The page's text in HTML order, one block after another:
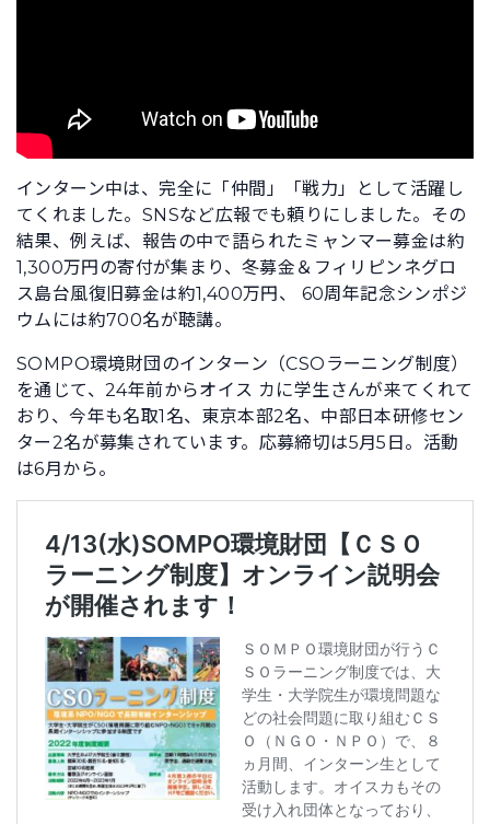
インターン中は、完全に「仲間」「戦力」として活躍し
てくれました。SNSなど広報でも頼りにしました。その
結果、例えば、報告の中で語られたミャンマー募金は約
1,300万円の寄付が集まり、冬募金＆フィリピンネグロ
ス島台風復旧募金は約1,400万円、 60周年記念シンポジ
ウムには約700名が聴講。
SOMPO環境財団のインターン（CSOラーニング制度）
を通じて、24年前からオイス カに学生さんが来てくれて
おり、今年も名取1名、東京本部2名、中部日本研修セン
ター2名が募集されています。応募締切は5月5日。活動
は6月から。